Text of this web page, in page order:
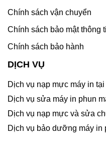
Chính sách vận chuyển
Chính sách bảo mật thông
Chính sách bảo hành
DỊCH VỤ
Dịch vụ nạp mực máy in tại
Dịch vụ sửa máy in phun
Dịch vụ nạp mực và sửa
Dịch vụ bảo dưỡng máy in